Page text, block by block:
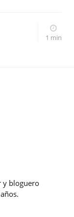
1 min
y bloguero